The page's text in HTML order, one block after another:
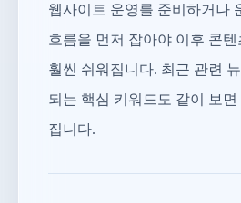
웹사이트 운영를 준비하거나
흐름을 먼저 잡아야 이후 콘
훨씬 쉬워집니다. 최근 관련
되는 핵심 키워드도 같이 보
집니다.